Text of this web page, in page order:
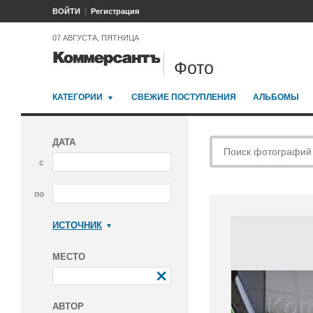
ВОЙТИ Регистрация
07 АВГУСТА, ПЯТНИЦА
Фото
КАТЕГОРИИ СВЕЖИЕ ПОСТУПЛЕНИЯ АЛЬБОМЫ
ДАТА
с
по
ИСТОЧНИК
МЕСТО
АВТОР